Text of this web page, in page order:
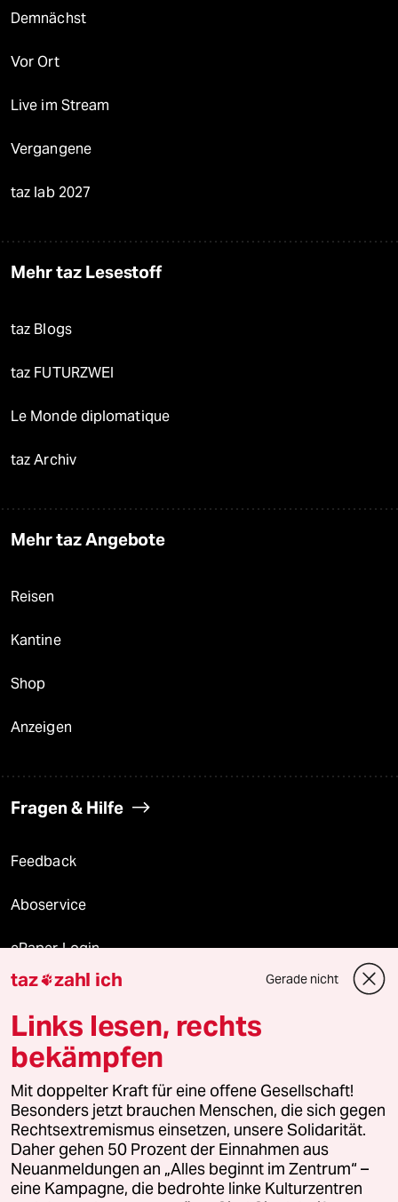
Demnächst
Vor Ort
Live im Stream
Vergangene
taz lab 2027
Mehr taz Lesestoff
taz Blogs
taz FUTURZWEI
Le Monde diplomatique
taz Archiv
Mehr taz Angebote
Reisen
Kantine
Shop
Anzeigen
Fragen & Hilfe
Feedback
Aboservice
ePaper Login
Downloads für Abonnierende
© 2026 taz Verlags und Vertriebs GmbH
Alle Rechte vorbehalten. Bei rechtlichen Fragen oder für Genehmigungen
wenden Sie sich bitte an
lizenzen@taz.de
Feedback Redaktionsstatut Kommune-Richtlinien
taz zahl ich Gerade nicht
Links lesen, rechts
bekämpfen
Mit doppelter Kraft für eine offene Gesellschaft!
Besonders jetzt brauchen Menschen, die sich gegen
Rechtsextremismus einsetzen, unsere Solidarität.
Daher gehen 50 Prozent der Einnahmen aus
Neuanmeldungen an „Alles beginnt im Zentrum“ –
eine Kampagne, die bedrohte linke Kulturzentren